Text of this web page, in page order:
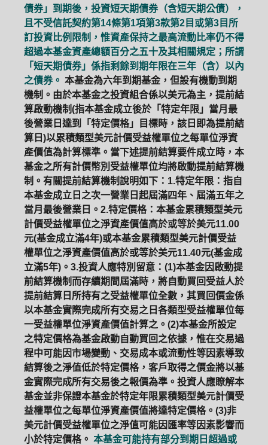
債券」到期後，投資短天期債券（含短天期公債），
且不受信託契約第14條第1項第3款第2目或第3目所
訂投資比例限制，惟資產保持之最高流動比率仍不得
超過本基金資產總額百分之五十及其相關規定；所謂
「短天期債券」係指剩餘到期年限在三年（含）以內
之債券。 本基金為六年到期基金，但設有機動到期
機制。由於本基金之投資組合係以美元為主，提前結
算啟動機制(指本基金成立後於「特定年限」當月最
後營業日達到「特定價格」目標時，該日即為提前結
算日)以累積類型美元計價受益權單位之每單位淨資
產價值為計算標準。當下述提前結算要件成立時，本
基金之所有計價幣別受益權單位均將啟動提前結算機
制。有關提前結算機制說明如下：1.特定年限：指自
本基金成立日之次一營業日起屆滿四年、屆滿五年之
當月最後營業日。2.特定價格：本基金累積類型美元
計價受益權單位之淨資產價值高於或等於美元11.00
元(基金成立滿4年)或本基金累積類型美元計價受益
權單位之淨資產價值高於或等於美元11.40元(基金成
立滿5年)。3.投資人應特別留意：(1)本基金因啟動提
前結算機制而存續期間屆滿時，將自動買回受益人於
提前結算日所持有之受益權單位全數，其買回價金係
以本基金實際完成所有交易之日各類型受益權單位每
一受益權單位淨資產價值計算之。(2)本基金所設定
之特定價格為基金啟動自動買回之依據，惟在交易過
程中可能因市場變動、交易成本或流動性等因素導致
結算後之淨值低於特定價格，客戶取得之價金將以基
金實際完成所有交易後之報價為準。投資人應瞭解本
基金並非保證本基金於特定年限累積類型美元計價受
益權單位之每單位淨資產價值將達特定價格。(3)非
美元計價受益權單位之淨值可能因匯率等因素影響而
小於特定價格。 本基金可能持有部分到期日超過或